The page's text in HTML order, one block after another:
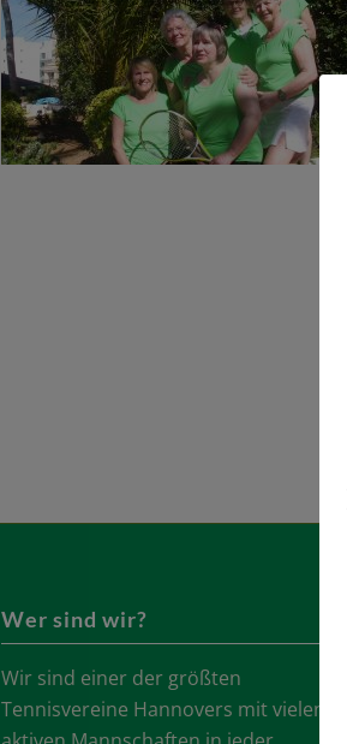
Wer sind wir?
Wir sind einer der größten
Tennisvereine Hannovers mit vielen